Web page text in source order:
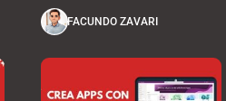
FACUNDO ZAVARI